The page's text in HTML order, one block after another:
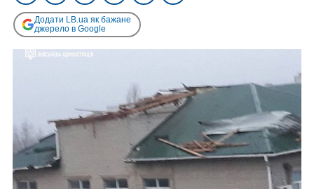
Додати LB.ua як бажане
джерело в Google